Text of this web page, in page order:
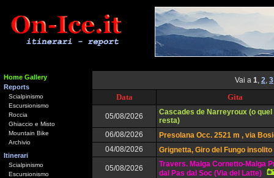
Home Gallery
Reports
Scialpinismo
Escursionismo
Roccia
Ghiaccio e Misto
Mountain Bike
Archivio
Itinerari
Scialpinismo
Escursionismo
Vai a 1, 2, 3
Data Gita
05/08/2026
Cascades de Narreyroux (o quel
resta)
06/08/2026
Presolana Occ. 2521 m , via
04/08/2026
Grignetta, Giro del Fungo insolito
05/08/2026
Travers. Malga Cornetto-Malga
dal Pas dal Soc (Via del Latte)